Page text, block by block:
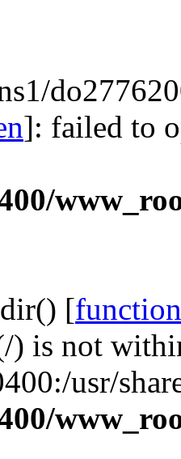
]: failed to
[
) is not
usr/